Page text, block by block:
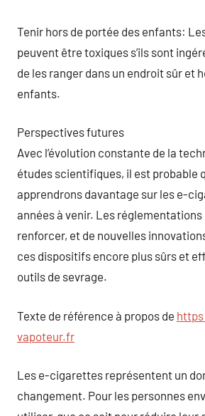
Tenir hors de portée des enfants:
peuvent être toxiques s’ils sont
de les ranger dans un endroit sûr et
enfants.
Perspectives futures
Avec l’évolution constante de la
études scientifiques, il est probable
apprendrons davantage sur les e-
années à venir. Les
renforcer, et de nouvelles
ces dispositifs encore plus sûrs et
outils de sevrage.
Texte de référence à propos de
vapoteur.fr
Les e-cigarettes représentent un
changement. Pour les personnes